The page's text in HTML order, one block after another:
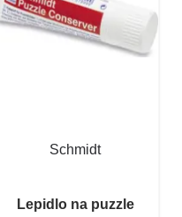
Schmidt
Lepidlo na puzzle